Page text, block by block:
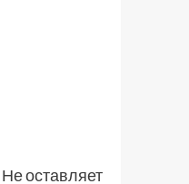
оставляет